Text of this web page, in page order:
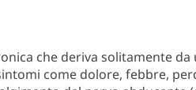
che deriva solitamente
come dolore, febbre,